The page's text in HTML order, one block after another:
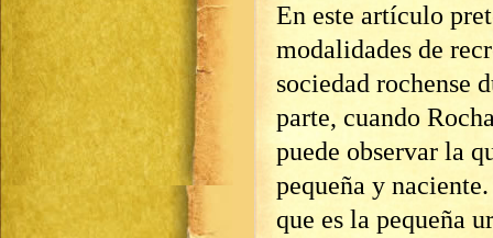
En este artículo
modalidades de
sociedad rochense
parte, cuando
puede observar la
pequeña y
que es la pequeña